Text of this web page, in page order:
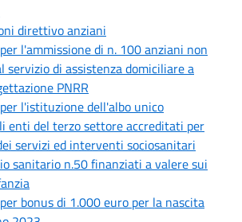
direttivo anziani
l'ammissione di n. 100 anziani non
di assistenza domiciliare a
PNRR
l'istituzione dell'albo unico
enti del terzo settore accreditati per
servizi ed interventi sociosanitari
sanitario n.50 finanziati a valere sui
bonus di 1.000 euro per la nascita